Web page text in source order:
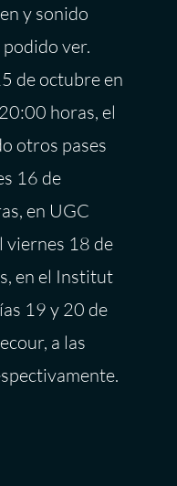
y sonido
ver.
de octubre en
horas, el
otros pases
16 de
en UGC
viernes 18 de
en el Institut
19 y 20 de
a las